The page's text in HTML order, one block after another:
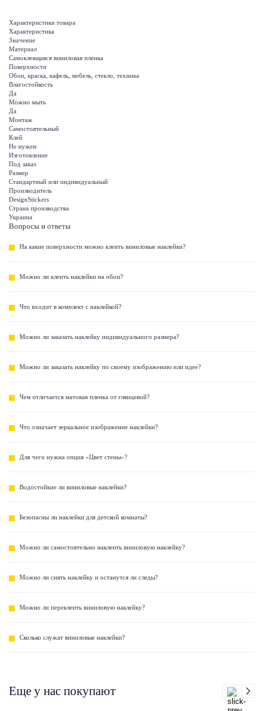
Характеристики товара
Характеристика
Значение
Материал
Самоклеящаяся виниловая пленка
Поверхности
Обои, краска, кафель, мебель, стекло, техника
Влагостойкость
Да
Можно мыть
Да
Монтаж
Самостоятельный
Клей
Не нужен
Изготовление
Под заказ
Размер
Стандартный или индивидуальный
Производитель
DesignStickers
Страна производства
Украина
Вопросы и ответы
На какие поверхности можно клеить виниловые наклейки?
Можно ли клеить наклейки на обои?
Что входит в комплект с наклейкой?
Можно ли заказать наклейку индивидуального размера?
Можно ли заказать наклейку по своему изображению или идее?
Чем отличается матовая пленка от глянцевой?
Что означает зеркальное изображение наклейки?
Для чего нужна опция «Цвет стены»?
Водостойкие ли виниловые наклейки?
Безопасны ли наклейки для детской комнаты?
Можно ли самостоятельно наклеить виниловую наклейку?
Можно ли снять наклейку и останутся ли следы?
Можно ли переклеить виниловую наклейку?
Сколько служат виниловые наклейки?
Еще у нас покупают